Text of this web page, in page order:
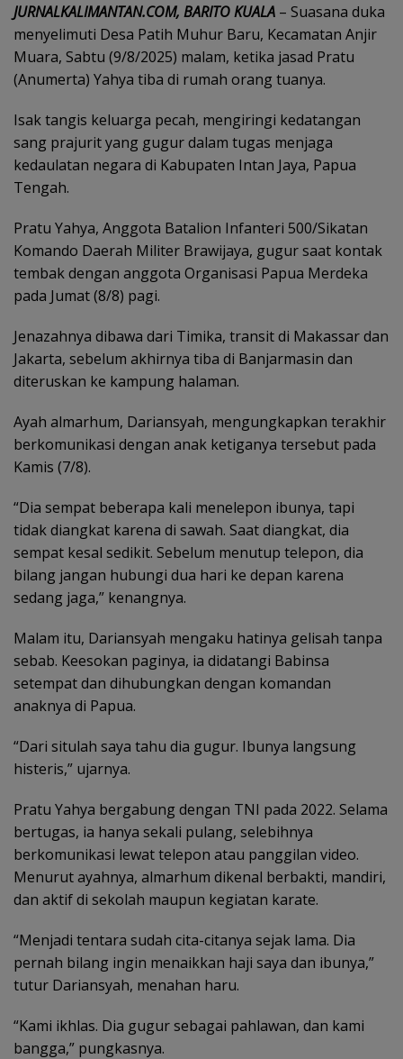
JURNALKALIMANTAN.COM, BARITO KUALA – Suasana duka
menyelimuti Desa Patih Muhur Baru, Kecamatan Anjir
Muara, Sabtu (9/8/2025) malam, ketika jasad Pratu
(Anumerta) Yahya tiba di rumah orang tuanya.
Isak tangis keluarga pecah, mengiringi kedatangan
sang prajurit yang gugur dalam tugas menjaga
kedaulatan negara di Kabupaten Intan Jaya, Papua
Tengah.
Pratu Yahya, Anggota Batalion Infanteri 500/Sikatan
Komando Daerah Militer Brawijaya, gugur saat kontak
tembak dengan anggota Organisasi Papua Merdeka
pada Jumat (8/8) pagi.
Jenazahnya dibawa dari Timika, transit di Makassar dan
Jakarta, sebelum akhirnya tiba di Banjarmasin dan
diteruskan ke kampung halaman.
Ayah almarhum, Dariansyah, mengungkapkan terakhir
berkomunikasi dengan anak ketiganya tersebut pada
Kamis (7/8).
“Dia sempat beberapa kali menelepon ibunya, tapi
tidak diangkat karena di sawah. Saat diangkat, dia
sempat kesal sedikit. Sebelum menutup telepon, dia
bilang jangan hubungi dua hari ke depan karena
sedang jaga,” kenangnya.
Malam itu, Dariansyah mengaku hatinya gelisah tanpa
sebab. Keesokan paginya, ia didatangi Babinsa
setempat dan dihubungkan dengan komandan
anaknya di Papua.
“Dari situlah saya tahu dia gugur. Ibunya langsung
histeris,” ujarnya.
Pratu Yahya bergabung dengan TNI pada 2022. Selama
bertugas, ia hanya sekali pulang, selebihnya
berkomunikasi lewat telepon atau panggilan video.
Menurut ayahnya, almarhum dikenal berbakti, mandiri,
dan aktif di sekolah maupun kegiatan karate.
“Menjadi tentara sudah cita-citanya sejak lama. Dia
pernah bilang ingin menaikkan haji saya dan ibunya,”
tutur Dariansyah, menahan haru.
“Kami ikhlas. Dia gugur sebagai pahlawan, dan kami
bangga,” pungkasnya.